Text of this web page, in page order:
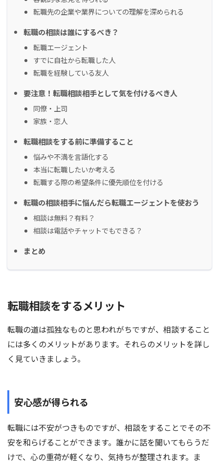
転職先の企業や業界についての理解を深められる
転職の相談は誰にするべき？
転職エージェント
すでに自社から転職した人
転職を経験している友人
要注意！転職相談相手として気を付けるべき人
同僚・上司
家族・恋人
転職相談をする前に準備すること
悩みや不満を言語化する
本当に転職したいか考える
転職する際の希望条件に優先順位を付ける
転職の相談相手に悩んだら転職エージェントを使おう
相談は無料？有料？
相談は電話やチャットでもできる？
まとめ
転職相談をするメリット
転職の道は孤独なものと思われがちですが、相談すること
には多くのメリットがあります。それらのメリットを詳し
く見ていきましょう。
安心感が得られる
転職には不安がつきものですが、相談をすることでその不
安を和らげることができます。誰かに話を聞いてもらうだ
けで、心の重荷が軽くなり、気持ちが整理されます。ま